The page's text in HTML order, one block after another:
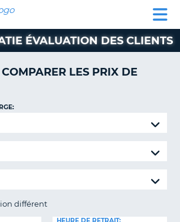
CLIENT
ÉVALUATION DES CLIENTS
LES PRIX DE
différent
HEURE DE RETRAIT: